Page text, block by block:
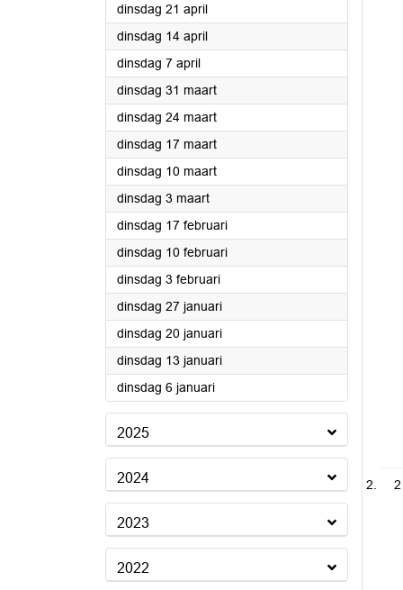
dinsdag 21 april2026
dinsdag 14 april2026
dinsdag 7 april2026
dinsdag 31 maart2026
dinsdag 24 maart2026
dinsdag 17 maart2026
dinsdag 10 maart2026
dinsdag 3 maart2026
dinsdag 17 februari2026
dinsdag 10 februari2026
dinsdag 3 februari2026
dinsdag 27 januari2026
dinsdag 20 januari2026
dinsdag 13 januari2026
dinsdag 6 januari2026
2025
2024
2023
2022
2